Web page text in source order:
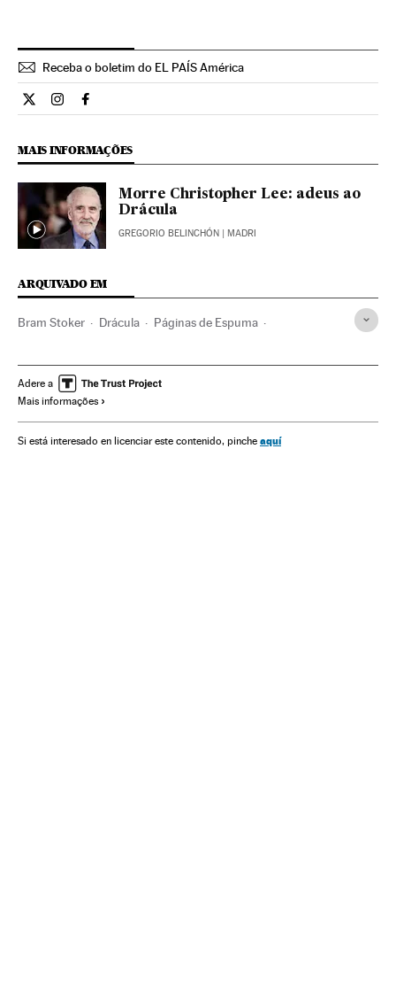
Receba o boletim do EL PAÍS América
Cultura El País Brasil en Twitter
Cultura El País Brasil en Instagram
Cultura El País Brasil en Facebook
MAIS INFORMAÇÕES
Morre Christopher Lee: adeus ao
Drácula
GREGORIO BELINCHÓN | MADRI
ARQUIVADO EM
Bram Stoker Drácula Páginas de Espuma
Narrativa Literatura Empresas
Adere a
Mais informações
Si está interesado en licenciar este contenido, pinche aquí